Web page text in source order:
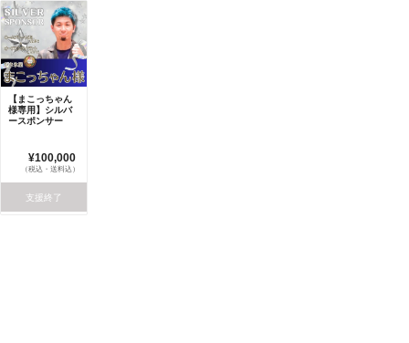
【まこっちゃん
様専用】シルバ
ースポンサー
¥100,000
（税込・送料込）
支援終了